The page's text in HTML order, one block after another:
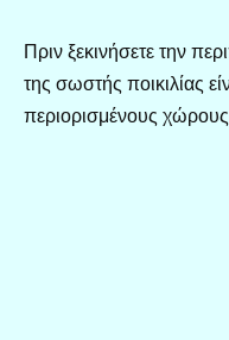
Πριν ξεκινήσετε την
της σωστής ποικιλίας
περιορισμένους